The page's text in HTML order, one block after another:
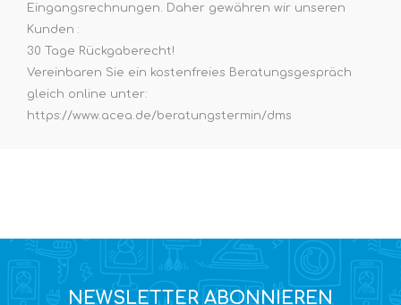
Eingangsrechnungen. Daher gewähren wir unseren
Kunden :
30 Tage Rückgaberecht!
Vereinbaren Sie ein kostenfreies Beratungsgespräch
gleich online unter:
https://www.acea.de/beratungstermin/dms
NEWSLETTER ABONNIEREN